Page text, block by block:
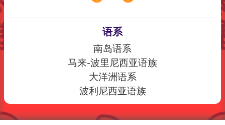
语系
南岛语系
马来-波里尼西亚语族
大洋洲语系
波利尼西亚语族